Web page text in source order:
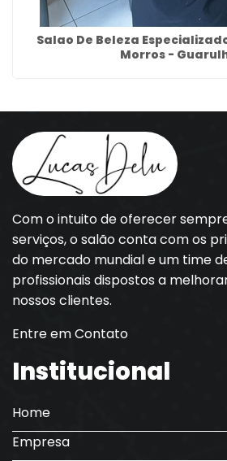
Salao De Beleza
Morros -
Com o intuito de oferecer
serviços, o salão conta com os
do mercado mundial e um time
profissionais dispostos a
nossos clientes.
Entre em Contato
Institucional
Home
Empresa